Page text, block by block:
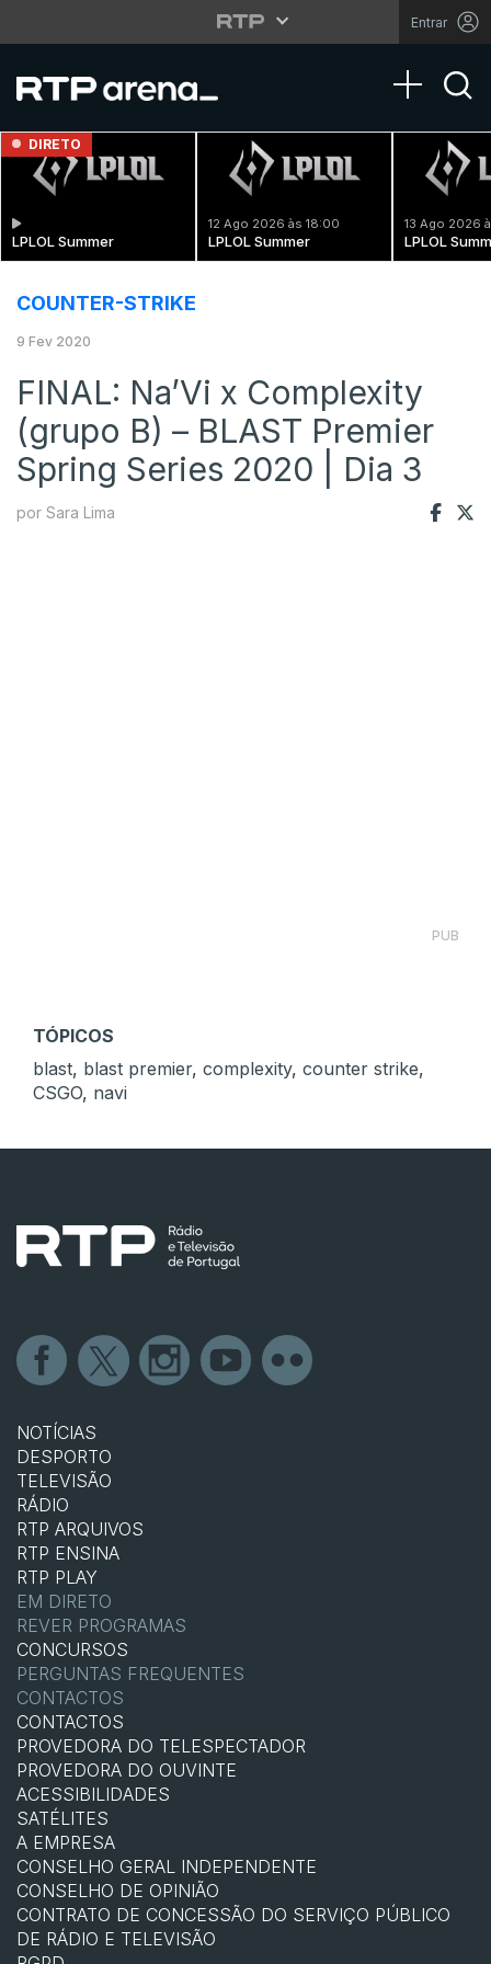
Entrar
Toggle
DIRETO
LPLOL Summer
12 Ago 2026 às 18:00
LPLOL Summer
13 Ago 2026
LPLOL
COUNTER-STRIKE
9 Fev 2020
FINAL: Na’Vi x Complexity
(grupo B) – BLAST Premier
Spring Series 2020 | Dia 3
por Sara Lima
PUB
TÓPICOS
blast, blast premier, complexity, counter strike,
CSGO, navi
NOTÍCIAS
DESPORTO
TELEVISÃO
RÁDIO
RTP ARQUIVOS
RTP ENSINA
RTP PLAY
EM DIRETO
REVER PROGRAMAS
CONCURSOS
PERGUNTAS FREQUENTES
CONTACTOS
CONTACTOS
PROVEDORA DO TELESPECTADOR
PROVEDORA DO OUVINTE
ACESSIBILIDADES
SATÉLITES
A EMPRESA
CONSELHO GERAL INDEPENDENTE
CONSELHO DE OPINIÃO
CONTRATO DE CONCESSÃO DO SERVIÇO PÚBLICO
DE RÁDIO E TELEVISÃO